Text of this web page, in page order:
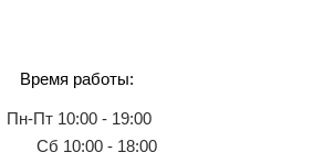
Время работы:
Пн-Пт 10:00 - 19:00
Сб 10:00 - 18:00